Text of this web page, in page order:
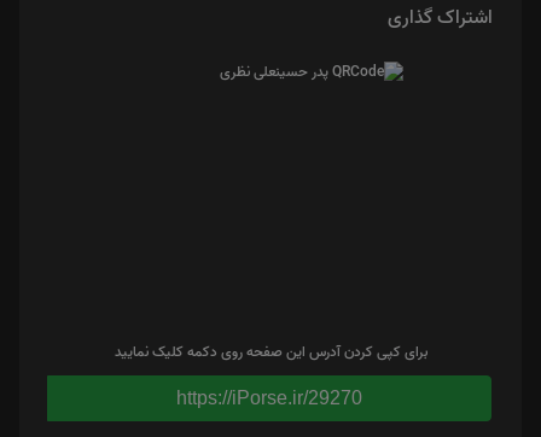
اشتراک گذاری
برای کپی کردن آدرس این صفحه روی دکمه کلیک نمایید
https://iPorse.ir/29270